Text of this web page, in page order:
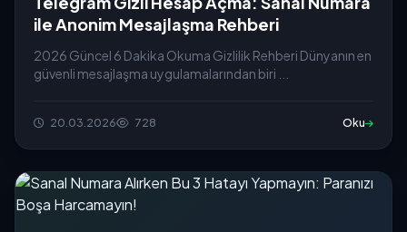
ile Anonim Mesajlaşma Rehberi
2026 Güncel 6 Dakika Okuma Gizlilik Rehberi Dünyanın en
güvenli mesajlaşma uygulamalarından biri ...
20.03.2026 728 Oku